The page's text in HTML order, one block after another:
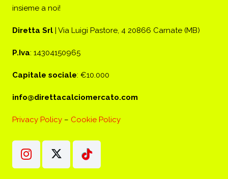
insieme a noi!
Diretta Srl | Via Luigi Pastore, 4 20866 Carnate (MB)
P.Iva: 14304150965
Capitale sociale: €10.000
info@direttacalciomercato.com
Privacy Policy – Cookie Policy